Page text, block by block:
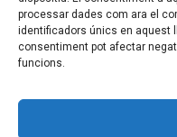
processar dades com ara el
identificadors únics en aquest
consentiment pot afectar
funcions.